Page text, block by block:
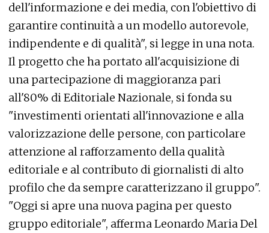
dell'informazione e dei media, con l'obiettivo di
garantire continuità a un modello autorevole,
indipendente e di qualità", si legge in una nota.
Il progetto che ha portato all'acquisizione di
una partecipazione di maggioranza pari
all'80% di Editoriale Nazionale, si fonda su
"investimenti orientati all'innovazione e alla
valorizzazione delle persone, con particolare
attenzione al rafforzamento della qualità
editoriale e al contributo di giornalisti di alto
profilo che da sempre caratterizzano il gruppo".
"Oggi si apre una nuova pagina per questo
gruppo editoriale", afferma Leonardo Maria Del